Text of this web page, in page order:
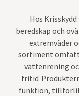
Hos
beredskap och
extremväder
sortiment
vattenrening
fritid.
funktion,